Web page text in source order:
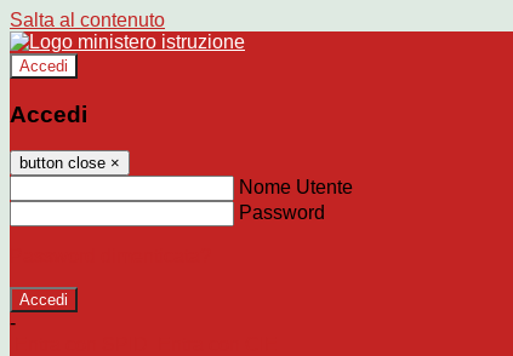
Salta al contenuto
Accedi
Accedi
button close ×
Nome Utente
Password
-